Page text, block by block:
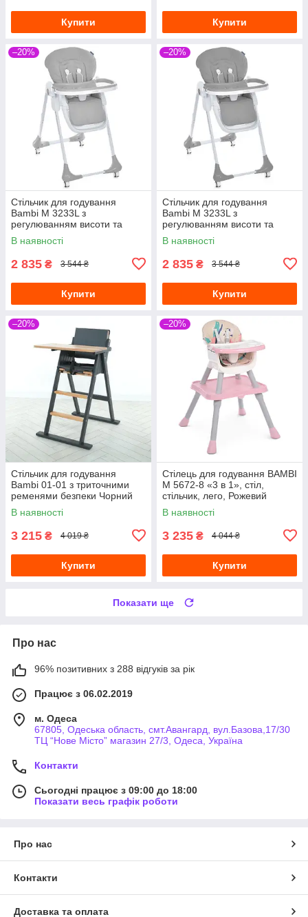
Купити Купити
–20%
Стільчик для годування
Bambi M 3233L з
регулюванням висоти та
нахилу спинки Сірий
В наявності
2 835 ₴ 3 544 ₴
Купити
–20%
Стільчик для годування
Bambi M 3233L з
регулюванням висоти та
нахилу спинки Темно-сірий
В наявності
2 835 ₴ 3 544 ₴
Купити
–20%
Стільчик для годування
Bambi 01-01 з триточними
ременями безпеки Чорний
В наявності
3 215 ₴ 4 019 ₴
Купити
–20%
Стілець для годування BAMBI
M 5672-8 «3 в 1», стіл,
стільчик, лего, Рожевий
В наявності
3 235 ₴ 4 044 ₴
Купити
Показати ще
Про нас
96% позитивних з 288 відгуків за рік
Працює з 06.02.2019
м. Одеса
67805, Одеська область, смт.Авангард, вул.Базова,17/30
ТЦ “Нове Місто” магазин 27/3, Одеса, Україна
Контакти
Сьогодні працює з 09:00 до 18:00
Показати весь графік роботи
Про нас
Контакти
Доставка та оплата